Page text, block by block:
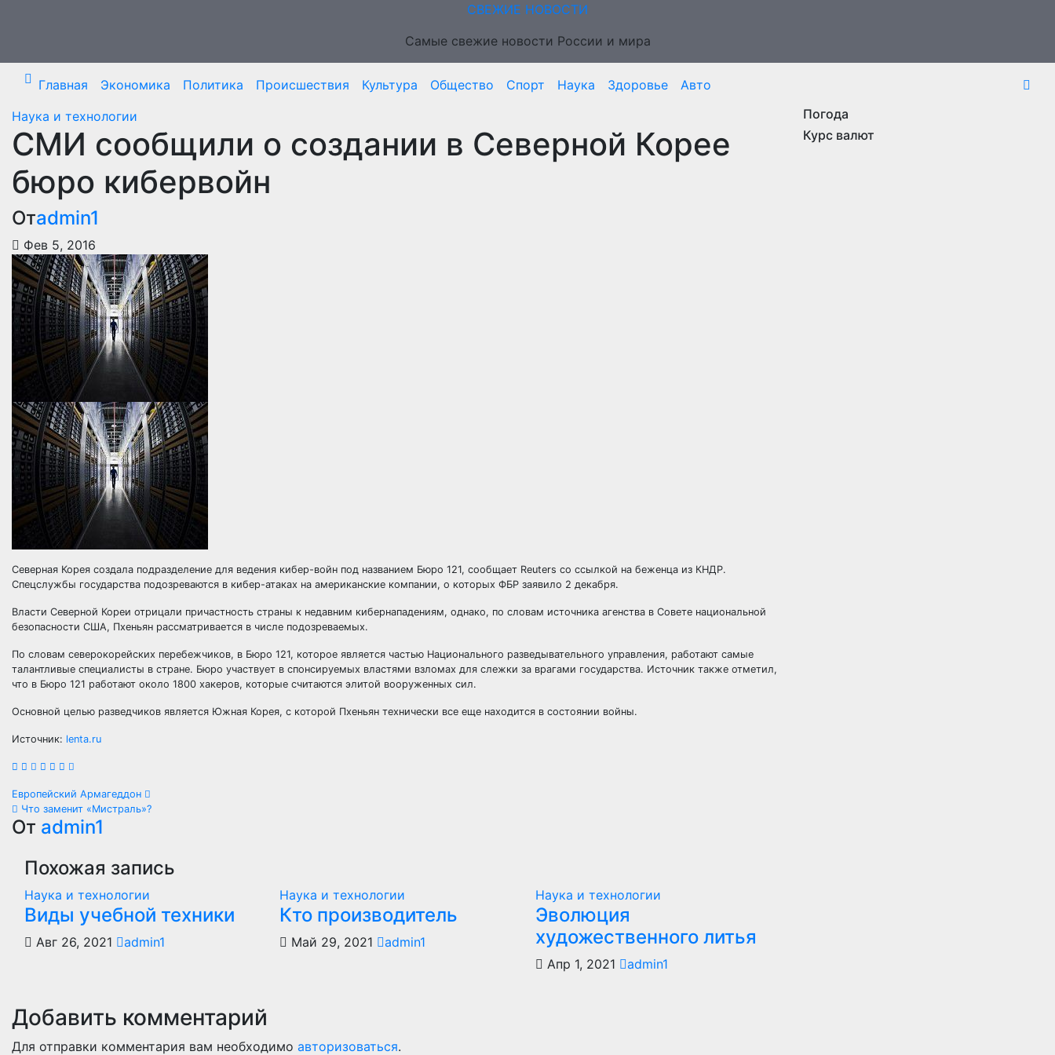
СВЕЖИЕ НОВОСТИ
Самые свежие новости России и мира
Главная Экономика Политика Происшествия Культура Общество Спорт Наука Здоровье
Авто
Наука и технологии
СМИ сообщили о создании в Северной Корее
бюро кибервойн
Отadmin1
Фев 5, 2016
Северная Корея создала подразделение для ведения кибер-войн под названием Бюро 121, сообщает Reuters со ссылкой на беженца из КНДР.
Спецслужбы государства подозреваются в кибер-атаках на американские компании, о которых ФБР заявило 2 декабря.
Власти Северной Кореи отрицали причастность страны к недавним кибернападениям, однако, по словам источника агенства в Совете национальной
безопасности США, Пхеньян рассматривается в числе подозреваемых.
По словам северокорейских перебежчиков, в Бюро 121, которое является частью Национального разведывательного управления, работают самые
талантливые специалисты в стране. Бюро участвует в спонсируемых властями взломах для слежки за врагами государства. Источник также отметил,
что в Бюро 121 работают около 1800 хакеров, которые считаются элитой вооруженных сил.
Основной целью разведчиков является Южная Корея, с которой Пхеньян технически все еще находится в состоянии войны.
Источник: lenta.ru
Навигация
по
записям
Европейский Армагеддон
Что заменит «Мистраль»?
От admin1
Похожая запись
Наука и технологии
Виды учебной техники
Авг 26, 2021 admin1
Наука и технологии
Кто производитель
Май 29, 2021 admin1
Наука и технологии
Эволюция
художественного литья
Апр 1, 2021 admin1
Добавить комментарий
Для отправки комментария вам необходимо авторизоваться.
Погода
Курс валют